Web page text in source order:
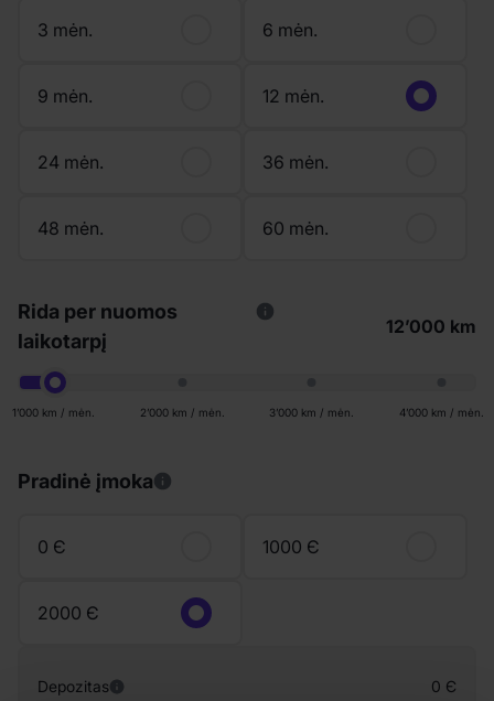
3 mėn. 6 mėn.
9 mėn. 12 mėn.
24 mėn. 36 mėn.
48 mėn. 60 mėn.
Rida per nuomos
laikotarpį
12’000 km
1’000 km / mėn. 2’000 km / mėn. 3’000 km / mėn. 4’000 km / mėn.
Pradinė įmoka
0 Є 1000 Є
2000 Є
Depozitas 0 Є